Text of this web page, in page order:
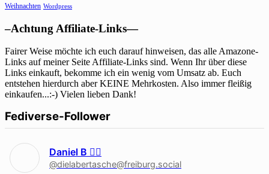
Weihnachten Wordpress
–Achtung Affiliate-Links—
Fairer Weise möchte ich euch darauf hinweisen, das alle Amazone-
Links auf meiner Seite Affiliate-Links sind. Wenn Ihr über diese
Links einkauft, bekomme ich ein wenig vom Umsatz ab. Euch
entstehen hierdurch aber KEINE Mehrkosten. Also immer fleißig
einkaufen...:-) Vielen lieben Dank!
Fediverse-Follower
Daniel B 🏳‍🌈
@dielabertasche@freiburg.social